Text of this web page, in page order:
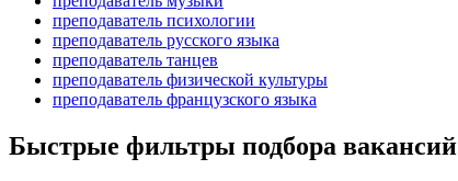
преподаватель психологии
преподаватель русского языка
преподаватель танцев
преподаватель физической культуры
преподаватель французского языка
Быстрые фильтры подбора вакансий